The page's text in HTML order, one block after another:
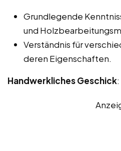
Grundlegende
und
Verständnis für
deren Eigenschaften.
Handwerkliches Geschick: